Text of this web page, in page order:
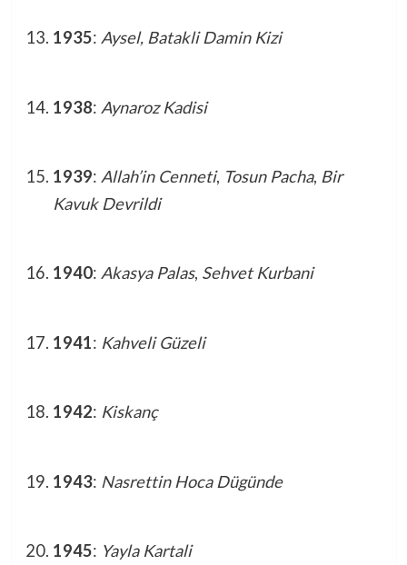
1935: Aysel, Batakli Damin Kizi
1938: Aynaroz Kadisi
1939: Allah’in Cenneti, Tosun Pacha, Bir
Kavuk Devrildi
1940: Akasya Palas, Sehvet Kurbani
1941: Kahveli Güzeli
1942: Kiskanç
1943: Nasrettin Hoca Dügünde
1945: Yayla Kartali